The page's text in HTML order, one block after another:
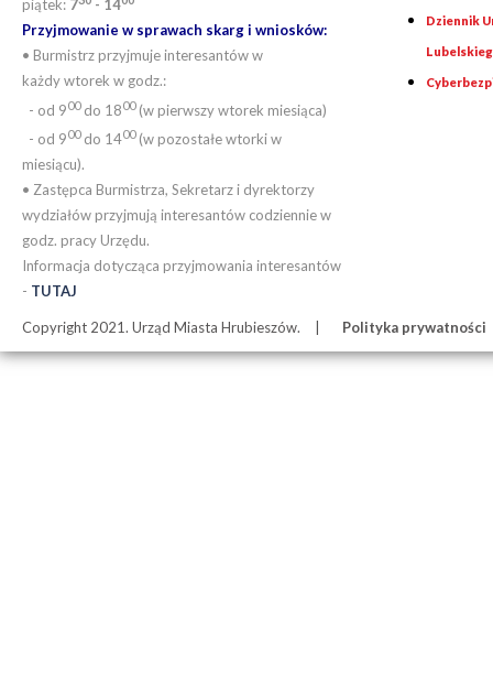
piątek: 7 - 14
Przyjmowanie w sprawach skarg i wniosków:
• Burmistrz przyjmuje interesantów w
każdy wtorek w godz.:
- od 900do 1800(w pierwszy wtorek miesiąca)
- od 900do 1400(w pozostałe wtorki w
miesiącu).
• Zastępca Burmistrza, Sekretarz i dyrektorzy
wydziałów przyjmują interesantów codziennie w
godz. pracy Urzędu.
Informacja dotycząca przyjmowania interesantów
- TUTAJ
Dziennik
Copyright 2021. Urząd Miasta Hrubieszów. Polityka prywatności